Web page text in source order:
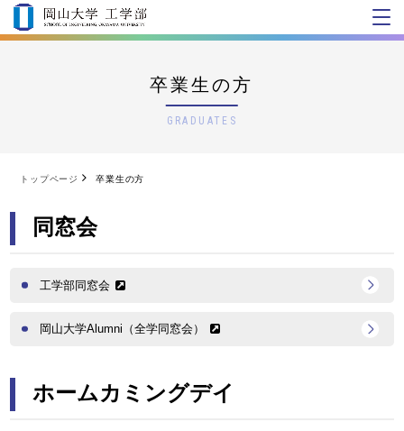
卒業生の方
GRADUATES
トップページ 卒業生の方
同窓会
工学部同窓会
岡山大学Alumni（全学同窓会）
ホームカミングデイ